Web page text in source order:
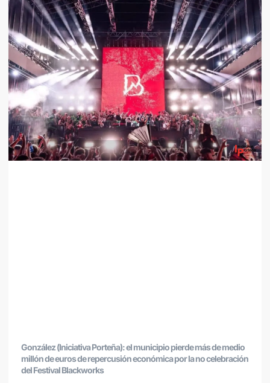
González (Iniciativa Porteña): el municipio pierde más de medio
millón de euros de repercusión económica por la no celebración
del Festival Blackworks